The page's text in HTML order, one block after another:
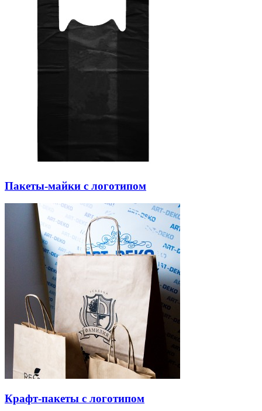
Пакеты-майки с логотипом
Крафт-пакеты с логотипом